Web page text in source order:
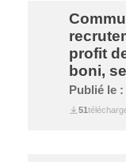
profit
boni,
Publié le :
51